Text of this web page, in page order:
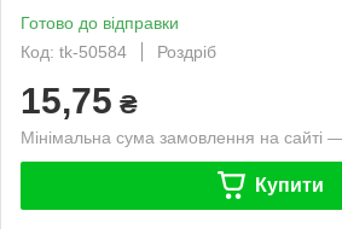
Готово до відправки
Код: tk-50584
Роздріб
15,75 ₴
Мінімальна сума замовлення на сайті
Купити